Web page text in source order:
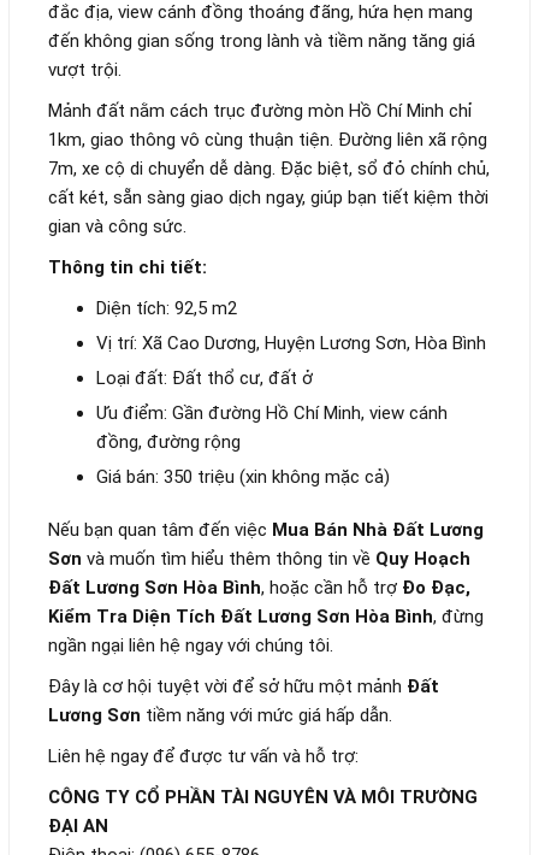
đắc địa, view cánh đồng thoáng đãng, hứa hẹn mang
đến không gian sống trong lành và tiềm năng tăng giá
vượt trội.
Mảnh đất nằm cách trục đường mòn Hồ Chí Minh chỉ
1km, giao thông vô cùng thuận tiện. Đường liên xã rộng
7m, xe cộ di chuyển dễ dàng. Đặc biệt, sổ đỏ chính chủ,
cất két, sẵn sàng giao dịch ngay, giúp bạn tiết kiệm thời
gian và công sức.
Thông tin chi tiết:
Diện tích: 92,5 m2
Vị trí: Xã Cao Dương, Huyện Lương Sơn, Hòa Bình
Loại đất: Đất thổ cư, đất ở
Ưu điểm: Gần đường Hồ Chí Minh, view cánh
đồng, đường rộng
Giá bán: 350 triệu (xin không mặc cả)
Nếu bạn quan tâm đến việc Mua Bán Nhà Đất Lương
Sơn và muốn tìm hiểu thêm thông tin về Quy Hoạch
Đất Lương Sơn Hòa Bình, hoặc cần hỗ trợ Đo Đạc,
Kiểm Tra Diện Tích Đất Lương Sơn Hòa Bình, đừng
ngần ngại liên hệ ngay với chúng tôi.
Đây là cơ hội tuyệt vời để sở hữu một mảnh Đất
Lương Sơn tiềm năng với mức giá hấp dẫn.
Liên hệ ngay để được tư vấn và hỗ trợ:
CÔNG TY CỔ PHẦN TÀI NGUYÊN VÀ MÔI TRƯỜNG
ĐẠI AN